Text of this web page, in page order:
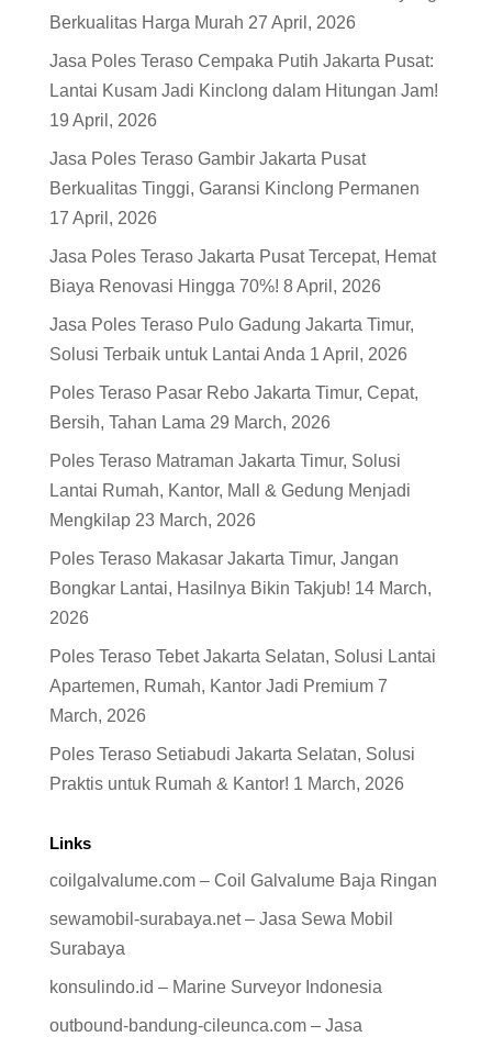
Berkualitas Harga Murah 27 April, 2026
Jasa Poles Teraso Cempaka Putih Jakarta Pusat:
Lantai Kusam Jadi Kinclong dalam Hitungan Jam!
19 April, 2026
Jasa Poles Teraso Gambir Jakarta Pusat
Berkualitas Tinggi, Garansi Kinclong Permanen
17 April, 2026
Jasa Poles Teraso Jakarta Pusat Tercepat, Hemat
Biaya Renovasi Hingga 70%! 8 April, 2026
Jasa Poles Teraso Pulo Gadung Jakarta Timur,
Solusi Terbaik untuk Lantai Anda 1 April, 2026
Poles Teraso Pasar Rebo Jakarta Timur, Cepat,
Bersih, Tahan Lama 29 March, 2026
Poles Teraso Matraman Jakarta Timur, Solusi
Lantai Rumah, Kantor, Mall & Gedung Menjadi
Mengkilap 23 March, 2026
Poles Teraso Makasar Jakarta Timur, Jangan
Bongkar Lantai, Hasilnya Bikin Takjub! 14 March,
2026
Poles Teraso Tebet Jakarta Selatan, Solusi Lantai
Apartemen, Rumah, Kantor Jadi Premium 7
March, 2026
Poles Teraso Setiabudi Jakarta Selatan, Solusi
Praktis untuk Rumah & Kantor! 1 March, 2026
Links
coilgalvalume.com – Coil Galvalume Baja Ringan
sewamobil-surabaya.net – Jasa Sewa Mobil
Surabaya
konsulindo.id – Marine Surveyor Indonesia
outbound-bandung-cileunca.com – Jasa